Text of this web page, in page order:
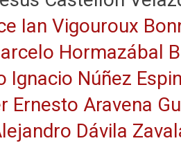
Ian Vigouroux
Hormazábal
Ignacio Núñez
Ernesto Aravena
Dávila